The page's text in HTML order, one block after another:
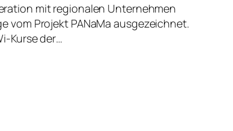
mit regionalen Unternehmen
Projekt PANaMa ausgezeichnet.
Kurse der…